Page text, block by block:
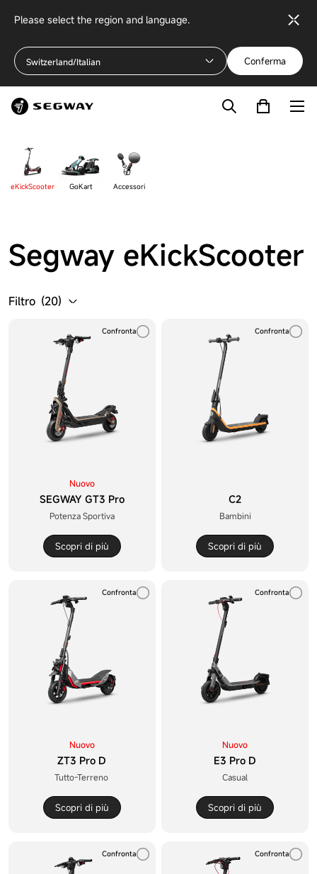
Please select the region and language.
Switzerland/Italian Conferma
eKickScooter GoKart Accessori
Segway eKickScooter
Filtro (20)
Confronta
Nuovo
SEGWAY GT3 Pro
Potenza Sportiva
Scopri di più
Confronta
C2
Bambini
Scopri di più
Confronta
Nuovo
ZT3 Pro D
Tutto-Terreno
Scopri di più
Confronta
Nuovo
E3 Pro D
Casual
Scopri di più
Confronta Confronta